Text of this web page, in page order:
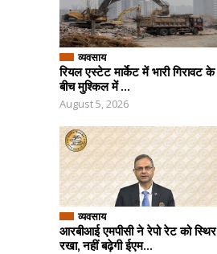
व्यवसाय
रियल एस्टेट मार्केट में भारी गिरावट के
बीच मुश्किल में ...
August 5, 2026
व्यवसाय
आरबीआई एमपीसी ने रेपो रेट को स्थिर
रखा, नहीं बढ़ेगी ईएम...